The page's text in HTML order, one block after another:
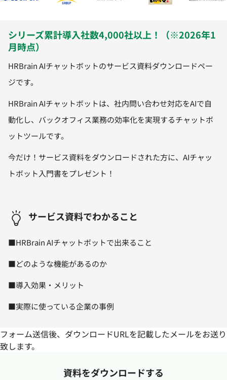
シリーズ累計導入社数4,000社以上！（※2026年1
月時点）
HRBrain AIチャットボットのサービス資料ダウンロードペー
ジです。
HRBrain AIチャットボットは、社内問い合わせ対応をAIで自
動化し、バックオフィス業務の効率化を実現するチャットボ
ットツールです。
今だけ！サービス資料をダウンロードされた方に、AIチャッ
トボット入門書をプレゼント！
サービス資料でわかること
■HRBrain AIチャットボットで出来ること
■どのような機能があるのか
■導入効果・メリット
■実際に使っている企業の事例
フォーム送信後、ダウンロードURLを記載したメールをお送り
致します。
資料をダウンロードする